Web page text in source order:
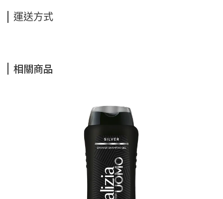
運送方式
相關商品